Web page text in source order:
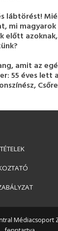
lábtörést!
mi
előtt
amit az
55 éves lett
Médiacsoport